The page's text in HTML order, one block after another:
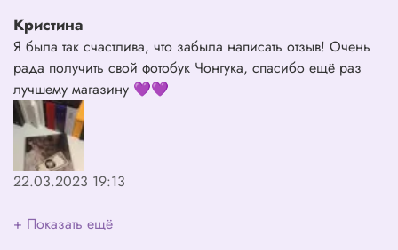
Кристина
Я была так счастлива, что забыла написать отзыв! Очень
рада получить свой фотобук Чонгука, спасибо ещё раз
лучшему магазину 💜💜
22.03.2023 19:13
+ Показать ещё